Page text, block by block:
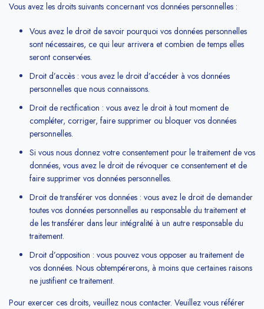
Vous avez les droits suivants concernant vos données personnelles :
Vous avez le droit de savoir pourquoi vos données personnelles
sont nécessaires, ce qui leur arrivera et combien de temps elles
seront conservées.
Droit d’accès : vous avez le droit d’accéder à vos données
personnelles que nous connaissons.
Droit de rectification : vous avez le droit à tout moment de
compléter, corriger, faire supprimer ou bloquer vos données
personnelles.
Si vous nous donnez votre consentement pour le traitement de vos
données, vous avez le droit de révoquer ce consentement et de
faire supprimer vos données personnelles.
Droit de transférer vos données : vous avez le droit de demander
toutes vos données personnelles au responsable du traitement et
de les transférer dans leur intégralité à un autre responsable du
traitement.
Droit d’opposition : vous pouvez vous opposer au traitement de
vos données. Nous obtempérerons, à moins que certaines raisons
ne justifient ce traitement.
Pour exercer ces droits, veuillez nous contacter. Veuillez vous référer